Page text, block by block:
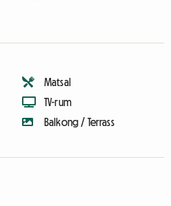
Matsal
TV-rum
Balkong / Terrass